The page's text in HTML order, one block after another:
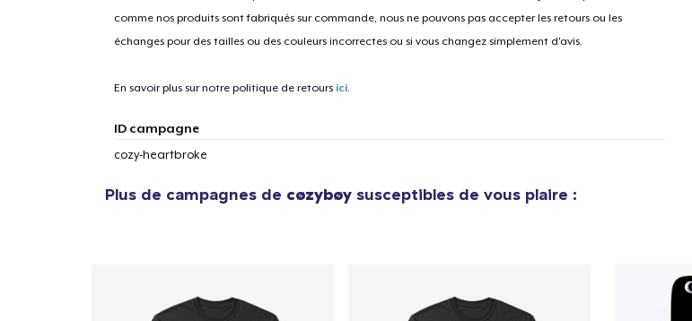
comme nos produits sont fabriqués sur commande, nous ne pouvons pas accepter les retours ou les
échanges pour des tailles ou des couleurs incorrectes ou si vous changez simplement d'avis.
En savoir plus sur notre politique de retours ici.
ID campagne
cozy-heartbroke
Plus de campagnes de cøzybøy susceptibles de vous plaire :
1article ajouté au Panier
35,00 $US